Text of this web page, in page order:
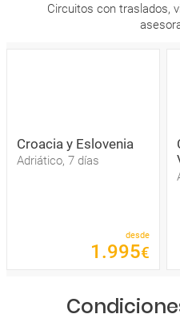
Circuitos con traslados,
Croacia y Eslovenia
Adriático, 7 días
desde
1 .995€